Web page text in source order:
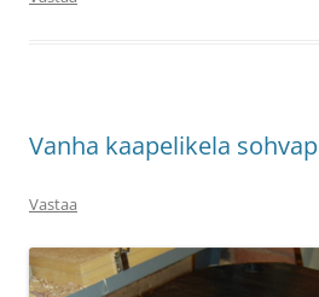
Vanha kaapelikela
Vastaa